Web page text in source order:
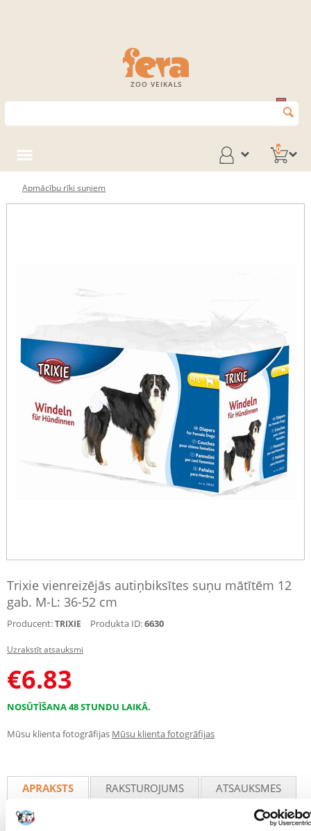
ZOO VEIKALS
0
Apmācību rīki suņiem
Trixie vienreizējās autiņbiksītes suņu mātītēm 12
gab. M-L: 36-52 cm
Producent:TRIXIE Produkta ID:6630
Uzrakstīt atsauksmi
€6.83
NOSŪTĪŠANA 48 STUNDU LAIKĀ.
Mūsu klienta fotogrāfijas Mūsu klienta fotogrāfijas
APRAKSTS RAKSTUROJUMS
ATSAUKSMES